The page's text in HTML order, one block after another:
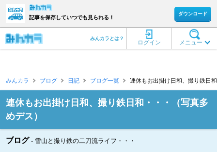
記事を保存していつでも見られる！
ダウンロード
メニュー
ログイン
みんカラとは？
みんカラ ブログ 日記 ブログ一覧 連休もお出掛け日和、撮り鉄日
連休もお出掛け日和、撮り鉄日和・・・（写真多
めデス）
ブログ 雪山と撮り鉄の二刀流ライフ・・・